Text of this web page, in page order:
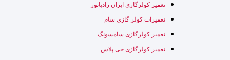
تعمیر کولرگازی ایران رادیاتور
تعمیرات کولر گازی سام
تعمیر کولرگازی سامسونگ
تعمیر کولرگازی جی پلاس